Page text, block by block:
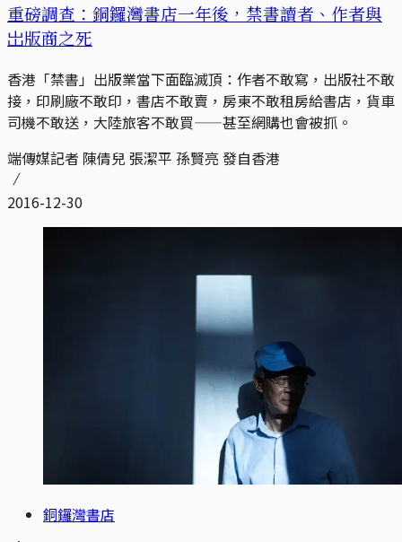
重磅調查：銅鑼灣書店一年後，禁書讀者、作者與
岀版商之死
香港「禁書」出版業當下面臨滅頂：作者不敢寫，出版社不敢
接，印刷廠不敢印，書店不敢賣，房東不敢租房給書店，貨車
司機不敢送，大陸旅客不敢買——甚至網購也會被抓。
端傳媒記者 陳倩兒 張潔平 孫賢亮 發自香港
2016-12-30
銅鑼灣書店